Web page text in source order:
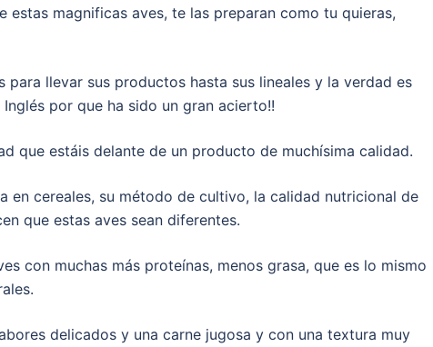
estas magnificas aves, te las preparan como tu quieras,
llevar sus productos hasta sus lineales y la verdad es
por que ha sido un gran acierto!!
que estáis delante de un producto de muchísima calidad.
en cereales, su método de cultivo, la calidad nutricional de
que estas aves sean diferentes.
con muchas más proteínas, menos grasa, que es lo mismo
delicados y una carne jugosa y con una textura muy